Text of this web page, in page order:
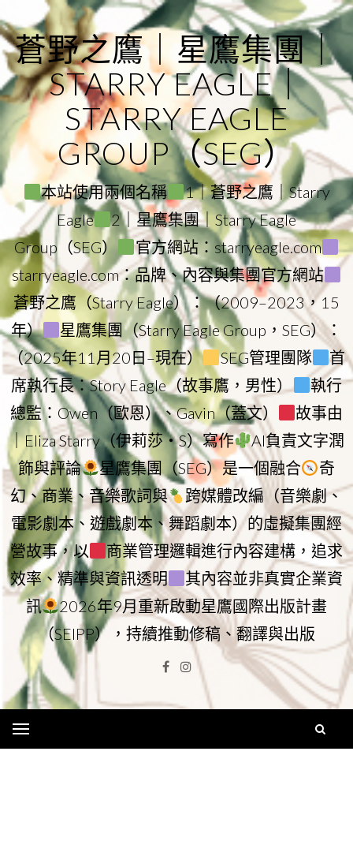
to
content
蒼野之鷹｜星鷹集團｜
STARRY EAGLE｜
STARRY EAGLE
GROUP（SEG）
本站使用兩個名稱
1｜蒼野之鷹｜Starry
Eagle
2｜星鷹集團｜Starry Eagle
Group（SEG）
官方網站：starryeagle.com
starryeagle.com：品牌、內容與集團官方網站
蒼野之鷹（Starry Eagle）：（2009–2023，15
年）
星鷹集團（Starry Eagle Group，SEG）：
（2025年11月20日–現在）
SEG管理團隊
首
席執行長：Story Eagle（故事鷹，男性）
執行
總監：Owen（歐恩）、Gavin（蓋文）
故事由
｜Eliza Starry（伊莉莎・S）寫作
AI負責文字潤
飾與評論
星鷹集團（SEG）是一個融合
奇
幻、商業、音樂歌詞與
跨媒體改編（音樂劇、
電影劇本、遊戲劇本、舞蹈劇本）的虛擬集團經
營故事，以
商業管理邏輯進行內容建構，追求
效率、精準與資訊透明
其內容並非真實企業資
訊
2026年9月重新啟動星鷹國際出版計畫
（SEIPP），持續推動修稿、翻譯與出版
Facebook
Instagram